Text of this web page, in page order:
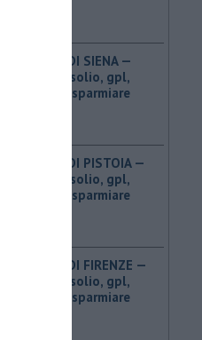
PROVINCIA DI SIENA — ​
Benzina, gasolio, gpl,
ecco dove risparmiare
PROVINCIA DI PISTOIA — ​
Benzina, gasolio, gpl,
ecco dove risparmiare
PROVINCIA DI FIRENZE — ​
Benzina, gasolio, gpl,
ecco dove risparmiare